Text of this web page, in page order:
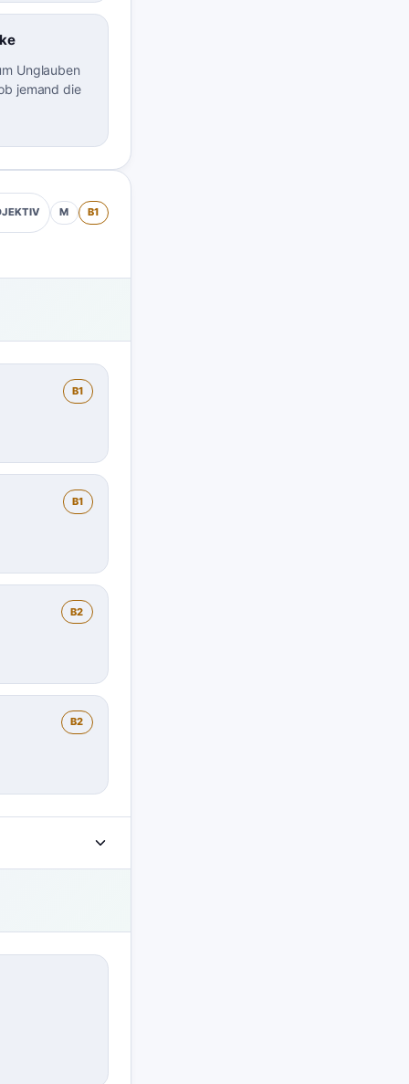
Unglauben
jemand die
M B1
B1
B1
B2
B2